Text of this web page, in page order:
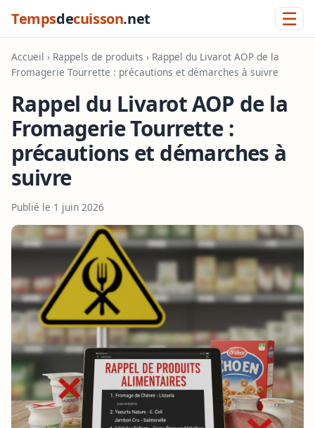
Tempsdecuisson.net ☰
Accueil › Rappels de produits › Rappel du Livarot AOP de la
Fromagerie Tourrette : précautions et démarches à suivre
Rappel du Livarot AOP de la
Fromagerie Tourrette :
précautions et démarches à
suivre
Publié le 1 juin 2026